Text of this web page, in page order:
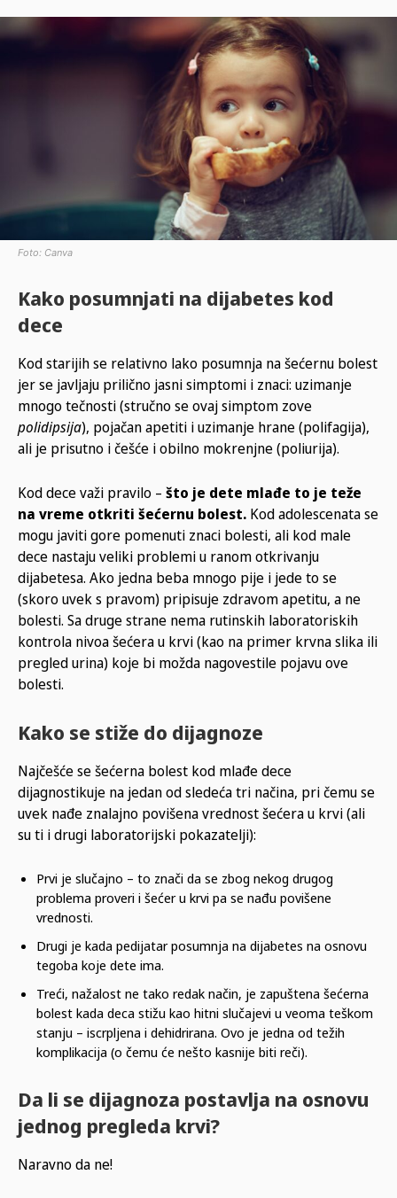
Foto: Canva
Kako posumnjati na dijabetes kod
dece
Kod starijih se relativno lako posumnja na šećernu bolest
jer se javljaju prilično jasni simptomi i znaci: uzimanje
mnogo tečnosti (stručno se ovaj simptom zove
polidipsija), pojačan apetiti i uzimanje hrane (polifagija),
ali je prisutno i češće i obilno mokrenjne (poliurija).
Kod dece važi pravilo – što je dete mlađe to je teže
na vreme otkriti šećernu bolest. Kod adolescenata se
mogu javiti gore pomenuti znaci bolesti, ali kod male
dece nastaju veliki problemi u ranom otkrivanju
dijabetesa. Ako jedna beba mnogo pije i jede to se
(skoro uvek s pravom) pripisuje zdravom apetitu, a ne
bolesti. Sa druge strane nema rutinskih laboratoriskih
kontrola nivoa šećera u krvi (kao na primer krvna slika ili
pregled urina) koje bi možda nagovestile pojavu ove
bolesti.
Kako se stiže do dijagnoze
Najčešće se šećerna bolest kod mlađe dece
dijagnostikuje na jedan od sledeća tri načina, pri čemu se
uvek nađe znalajno povišena vrednost šećera u krvi (ali
su ti i drugi laboratorijski pokazatelji):
Prvi je slučajno – to znači da se zbog nekog drugog
problema proveri i šećer u krvi pa se nađu povišene
vrednosti.
Drugi je kada pedijatar posumnja na dijabetes na osnovu
tegoba koje dete ima.
Treći, nažalost ne tako redak način, je zapuštena šećerna
bolest kada deca stižu kao hitni slučajevi u veoma teškom
stanju – iscrpljena i dehidrirana. Ovo je jedna od težih
komplikacija (o čemu će nešto kasnije biti reči).
Da li se dijagnoza postavlja na osnovu
jednog pregleda krvi?
Naravno da ne!